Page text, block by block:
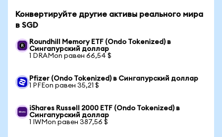
Конвертируйте другие активы реального мира
в SGD
Roundhill Memory ETF (Ondo Tokenized) в
Сингапурский доллар
1 DRAMon равен 66,54 $
Pfizer (Ondo Tokenized) в Сингапурский доллар
1 PFEon равен 35,21 $
iShares Russell 2000 ETF (Ondo Tokenized) в
Сингапурский доллар
1 IWMon равен 387,56 $